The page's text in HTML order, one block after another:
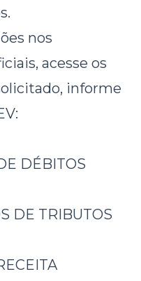
nos
acesse os
informe
DÉBITOS
DE TRIBUTOS